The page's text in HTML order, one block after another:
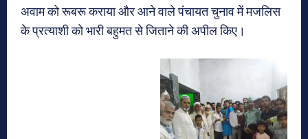
अवाम को रूबरू कराया और आने वाले पंचायत चुनाव में मजलिस
के प्रत्याशी को भारी बहुमत से जिताने की अपील किए।